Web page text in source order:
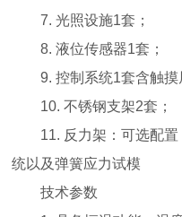
7. 光照设施1套；
8. 液位传感器1套；
9. 控制系统1套含触摸
10. 不锈钢支架2套；
11. 反力架：可选配
统以及弹簧应力试模
技术参数